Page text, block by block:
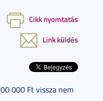
Cikk nyomtatás
Link küldés
000 Ft vissza nem